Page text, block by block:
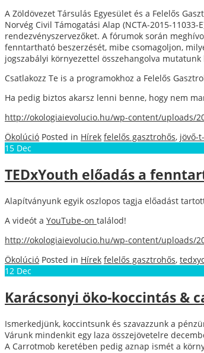
A Zöldövezet Társulás Egyesület és a Felelős
Norvég Civil Támogatási Alap (NCTA-2015-
rendezvényszervezőket. A fórumok során
fenntartható beszerzését, mibe csomagoljon,
jogszabályi környezettel összehangolva
Csatlakozz Te is a programokhoz a Felelős
Ha pedig biztos akarsz lenni benne, hogy nem
http://okologiaievolucio.hu/wp-content/uploads/
Ökolúció Posted in Hírek felelős gasztrohős, jövő-
15 Dec
TEDxYouth előadás a
Alapítványunk egyik oszlopos tagja előadást
A videót a YouTube-on találod!
http://okologiaievolucio.hu/wp-content/uploads/
Ökolúció Posted in Hírek felelős gasztrohős,
12 Dec
Karácsonyi öko-koccintás &
Ismerkedjünk, koccintsunk és szavazzunk a
Várunk mindenkit egy laza összejövetelre
A Carrotmob keretében pedig aznap ismét a